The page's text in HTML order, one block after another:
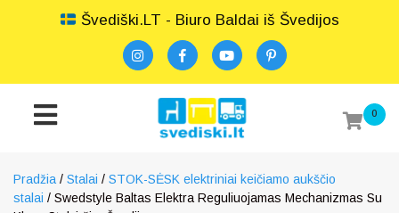
Švediški.LT - Biuro Baldai iš Švedijos
0
Pradžia / Stalai / STOK-SĖSK elektriniai keičiamo aukščio
stalai / Swedstyle Baltas Elektra Reguliuojamas Mechanizmas Su